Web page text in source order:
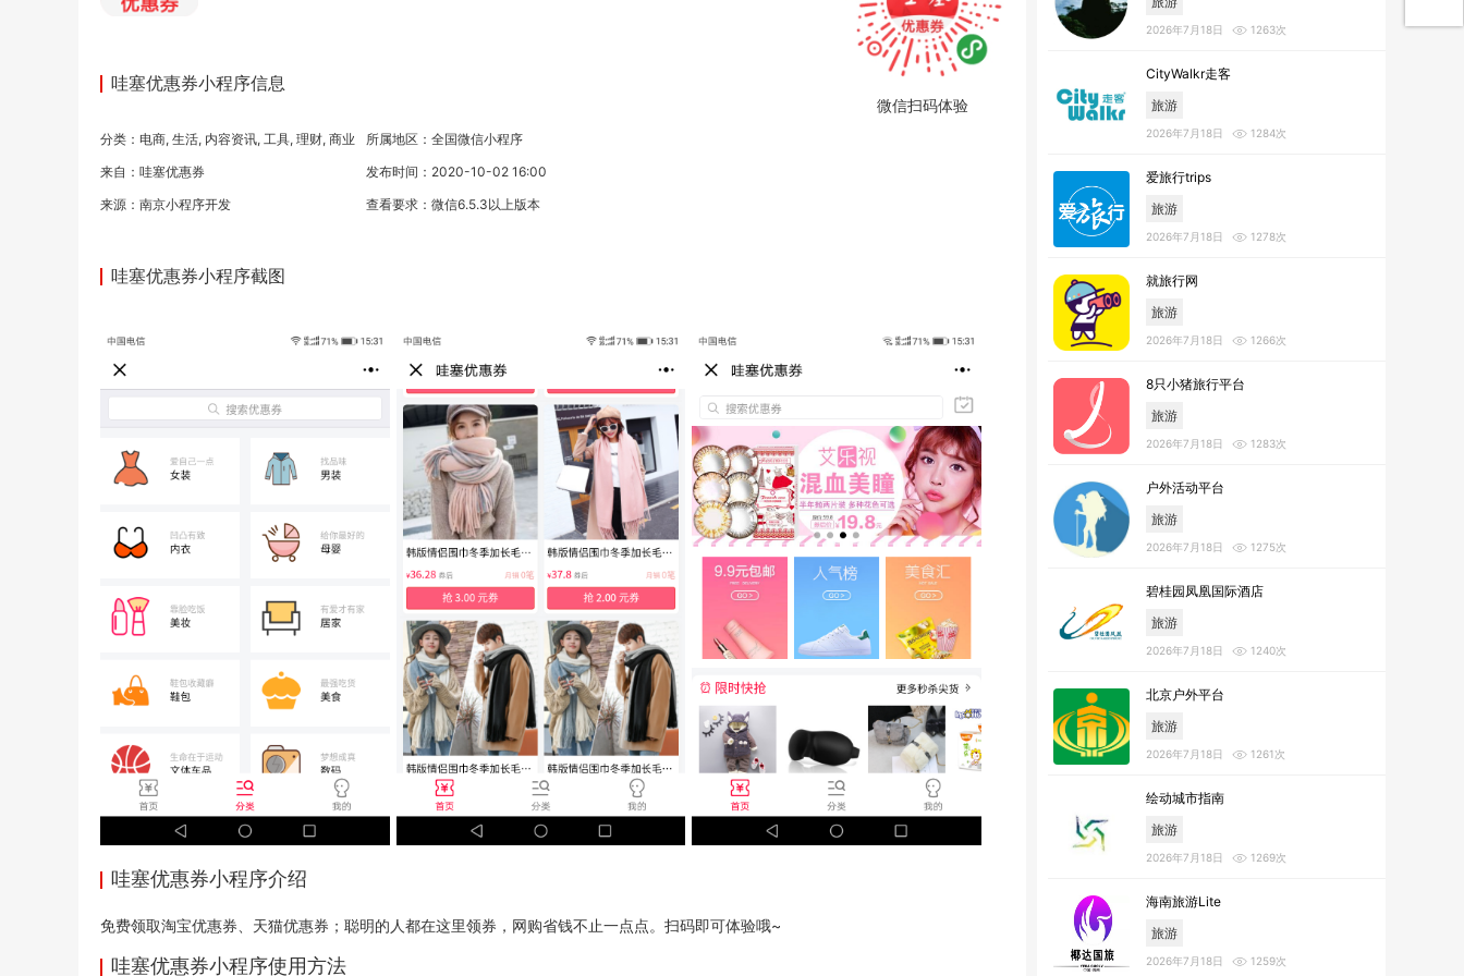
哇塞优惠券小程序信息
分类： 电商, 生活, 内容资讯, 工具, 理财, 商业
所属地区：全国微信小程序
来自：哇塞优惠券
发布时间：2020-10-02 16:00
来源： 南京小程序开发 查看要求：微信6.5.3以上版本
微信扫码体验
哇塞优惠券小程序截图
哇塞优惠券小程序介绍
免费领取淘宝优惠券、天猫优惠券；聪明的人都在这里领券，网购省钱不止一点点。扫码即可体验哦~
哇塞优惠券小程序使用方法
2026年7月18日 1263次
CityWalkr走客
旅游
2026年7月18日 1284次
爱旅行trips
旅游
2026年7月18日 1278次
就旅行网
旅游
2026年7月18日 1266次
8只小猪旅行平台
旅游
2026年7月18日 1283次
户外活动平台
旅游
2026年7月18日 1275次
碧桂园凤凰国际酒店
旅游
2026年7月18日 1240次
北京户外平台
旅游
2026年7月18日 1261次
绘动城市指南
旅游
2026年7月18日 1269次
海南旅游Lite
旅游
2026年7月18日 1259次